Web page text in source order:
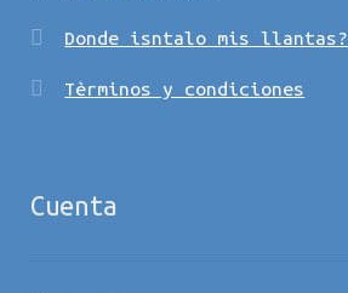
Donde isntalo mis llantas?
Tèrminos y condiciones
Cuenta